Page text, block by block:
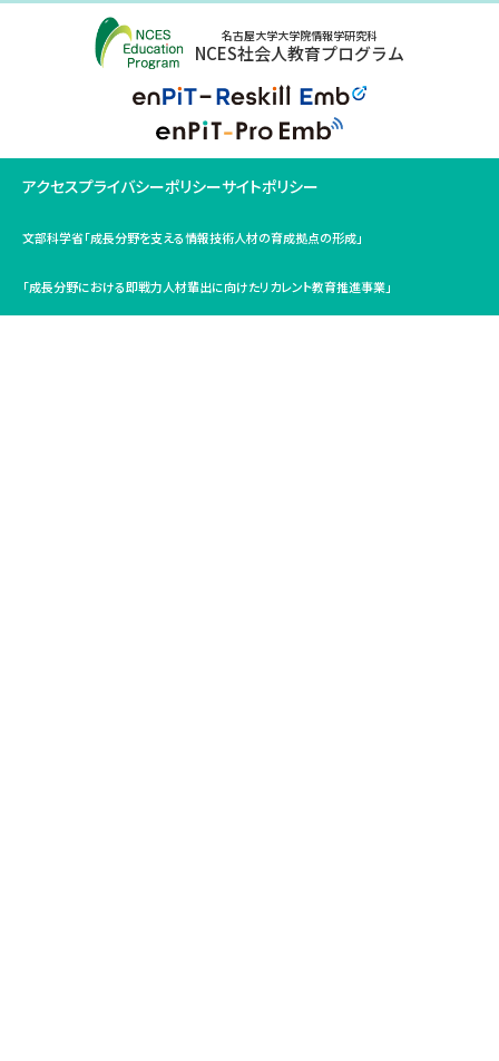
名古屋大学大学院情報学研究科
NCES社会人教育プログラム
アクセスプライバシーポリシーサイトポリシー
文部科学省「成長分野を支える情報技術人材の育成拠点の形成」
「成長分野における即戦力人材輩出に向けたリカレント教育推進事業」